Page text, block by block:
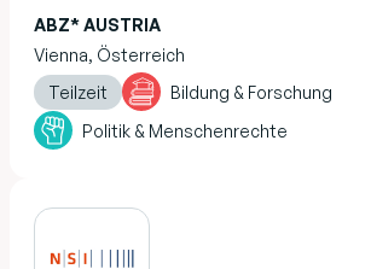
ABZ* AUSTRIA
Vienna, Österreich
Teilzeit
Bildung & Forschung
Politik & Menschenrechte